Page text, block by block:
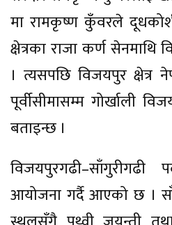
मा रामकृष्ण कुँवरले
क्षेत्रका राजा कर्ण
। त्यसपछि विजयपुर क्षेत्र
पूर्वीसीमासम्म गोर्खाली
बताइन्छ ।
विजयपुरगढी–साँगुरीगढी
आयोजना गर्दै आएको छ ।